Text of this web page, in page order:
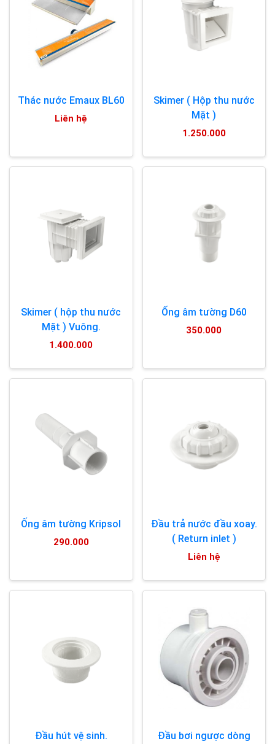
Thác nước Emaux BL60
Liên hệ
Skimer ( Hộp thu nước
Mặt )
1.250.000
Skimer ( hộp thu nước
Mặt ) Vuông.
1.400.000
Ống âm tường D60
350.000
Ống âm tường Kripsol
290.000
Đầu trả nước đầu xoay.
( Return inlet )
Liên hệ
Đầu hút vệ sinh.
Đầu bơi ngược dòng